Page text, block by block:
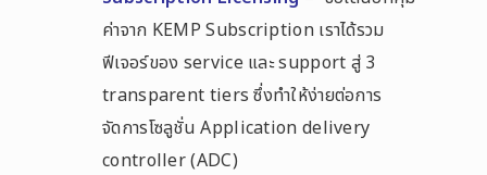
ค่าจาก KEMP Subscription เราได้รวม
ฟีเจอร์ของ service และ support สู่ 3
transparent tiers ซึ่งทำให้ง่ายต่อการ
จัดการโซลูชั่น Application delivery
controller (ADC)